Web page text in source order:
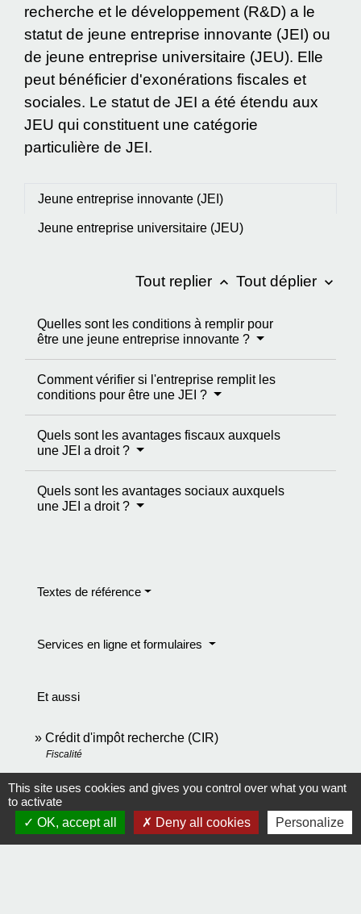
recherche et le développement (R&D) a le
statut de jeune entreprise innovante (JEI) ou
de jeune entreprise universitaire (JEU). Elle
peut bénéficier d'exonérations fiscales et
sociales. Le statut de JEI a été étendu aux
JEU qui constituent une catégorie
particulière de JEI.
Jeune entreprise innovante (JEI)
Jeune entreprise universitaire (JEU)
Tout replier keyboard_arrow_up Tout déplier keyboard_arrow_down
Quelles sont les conditions à remplir pour
être une jeune entreprise innovante ?
Comment vérifier si l'entreprise remplit les
conditions pour être une JEI ?
Quels sont les avantages fiscaux auxquels
une JEI a droit ?
Quels sont les avantages sociaux auxquels
une JEI a droit ?
Textes de référence
Services en ligne et formulaires
Et aussi
Crédit d'impôt recherche (CIR)
Fiscalité
This site uses cookies and gives you control over what you want
to activate
OK, accept all
Deny all cookies Personalize